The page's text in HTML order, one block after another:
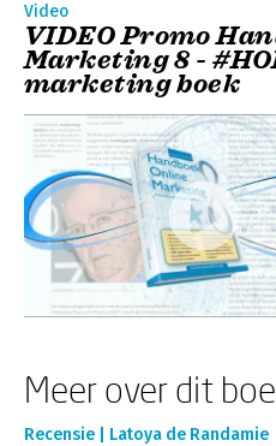
Video
VIDEO Promo
Marketing 8 -
marketing boek
Meer over dit
Recensie | Latoya de Randamie